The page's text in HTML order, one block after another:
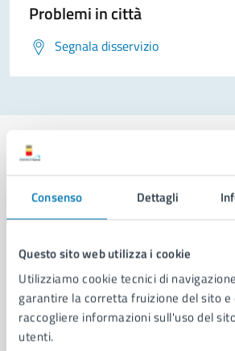
Consenso Dettagli
Questo sito web utilizza i cookie
Utilizziamo cookie tecnici di
garantire la corretta fruizione del sito
raccogliere informazioni sull'uso del
utenti.
Problemi in città
Segnala disservizio
Comune di Napoli
AMMINISTRAZIONE
Aree amministrative
Organi di governo
Municipalità
Uffici